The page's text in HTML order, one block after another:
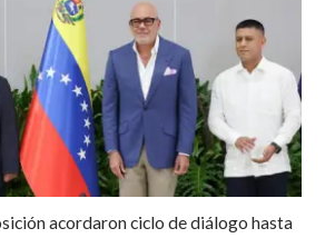
acordaron ciclo de diálogo hasta